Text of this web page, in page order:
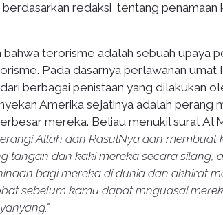
redaksi tentang penamaan
terorisme adalah sebuah upaya
Pada dasarnya perlawanan umat
berbagai penistaan yang dilakukan
Amerika sejatinya adalah perang
mereka. Beliau menukil surat Al
Allah dan RasulNya dan membuat
tangan dan kaki mereka secara silang,
bagi mereka di dunia dan akhirat
sebelum kamu dapat mnguasai